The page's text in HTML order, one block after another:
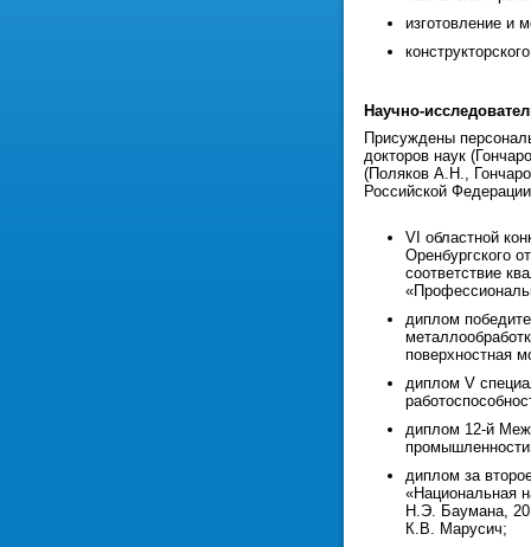
изготовление и
Научно-
Присуждены
докторов наук
(Поляков А.Н.,
Российской
VI областной
Оренбургского
соответствие
диплом
поверхностная
диплом V
диплом 12-й
диплом за
«Национальная
Н.Э. Баумана,
К.В. Марусич;